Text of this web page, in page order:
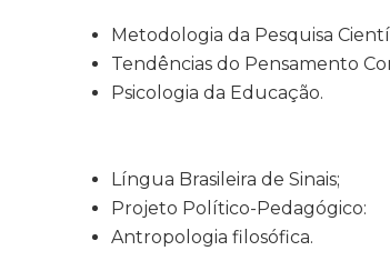
Metodologia da Pesquisa
Tendências do Pensamento
Psicologia da Educação.
Língua Brasileira de Sinais;
Projeto Político-Pedagógico:
Antropologia filosófica.